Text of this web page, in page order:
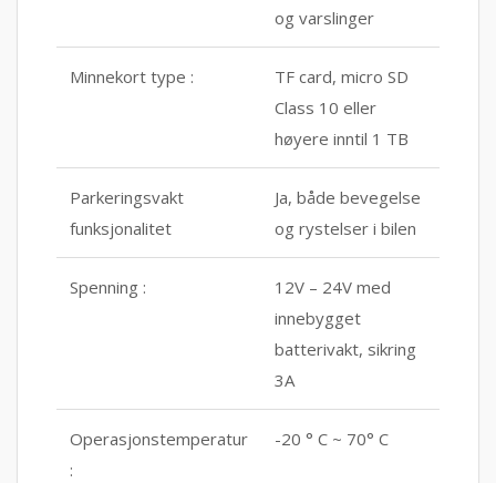
og varslinger
Minnekort type :
TF card, micro SD
Class 10 eller
høyere inntil 1 TB
Parkeringsvakt
funksjonalitet
Ja, både bevegelse
og rystelser i bilen
Spenning :
12V – 24V med
innebygget
batterivakt, sikring
3A
Operasjonstemperatur
:
-20 ° C ~ 70° C